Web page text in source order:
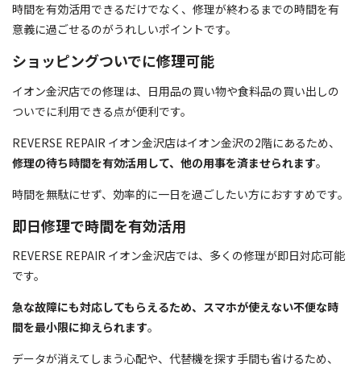
時間を有効活用できるだけでなく、修理が終わるまでの時間を有
意義に過ごせるのがうれしいポイントです。
ショッピングついでに修理可能
イオン金沢店での修理は、日用品の買い物や食料品の買い出しの
ついでに利用できる点が便利です。
REVERSE REPAIR イオン金沢店はイオン金沢の2階にあるため、
修理の待ち時間を有効活用して、他の用事を済ませられます。
時間を無駄にせず、効率的に一日を過ごしたい方におすすめです。
即日修理で時間を有効活用
REVERSE REPAIR イオン金沢店では、多くの修理が即日対応可能
です。
急な故障にも対応してもらえるため、スマホが使えない不便な時
間を最小限に抑えられます。
データが消えてしまう心配や、代替機を探す手間も省けるため、